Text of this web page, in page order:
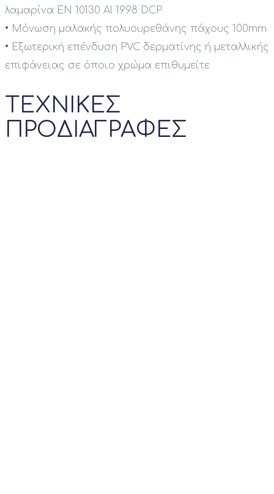
λαμαρίνα EN 10130 Al 1998 DCP
• Μόνωση μαλακής πολυουρεθάνης πάχους 100mm
• Εξωτερική επένδυση PVC δερματίνης ή μεταλλικής
επιφάνειας σε όποιο χρώμα επιθυμείτε
ΤΕΧΝΙΚΕΣ
ΠΡΟΔΙΑΓΡΑΦΕΣ